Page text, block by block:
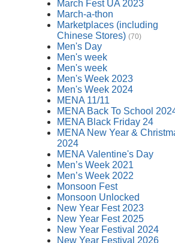
March Fest UA 2023
March-a-thon
Marketplaces (including
Chinese Stores) (70)
Men's Day
Men's week
Men's week
Men's Week 2023
Men's Week 2024
MENA 11/11
MENA Back To School
MENA Black Friday 24
MENA New Year &
2024
MENA Valentine's Day
Men’s Week 2021
Men’s Week 2022
Monsoon Fest
Monsoon Unlocked
New Year Fest 2023
New Year Fest 2025
New Year Festival 2024
New Year Festival 2026